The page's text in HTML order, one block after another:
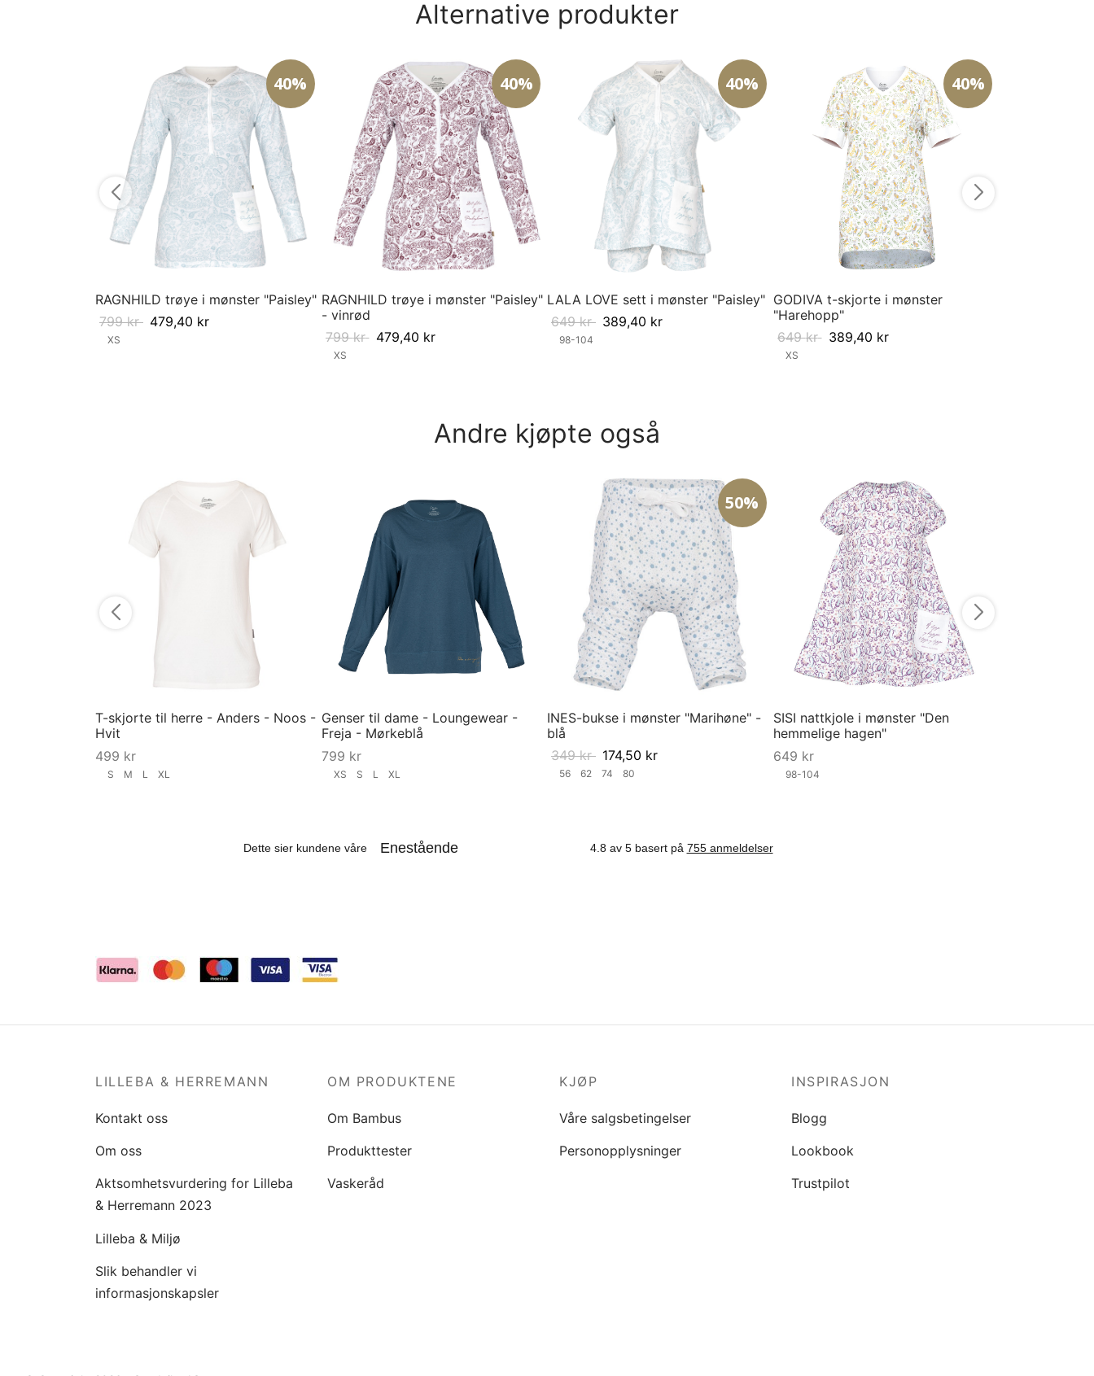
Alternative produkter
40%
RAGNHILD trøye i mønster "Paisley"
799kr 479,40 kr
XS
40%
RAGNHILD trøye i mønster "Paisley"
- vinrød
799kr 479,40 kr
XS
40%
LALA LOVE sett i mønster "Paisley"
649kr 389,40 kr
98-104
40%
GODIVA t-skjorte i mønster
"Harehopp"
649kr 389,40 kr
XS
Andre kjøpte også
T-skjorte til herre - Anders - Noos -
Hvit
499 kr
S M L XL
Genser til dame - Loungewear -
Freja - Mørkeblå
799 kr
XS S L XL
50%
INES-bukse i mønster "Marihøne" -
blå
349kr 174,50 kr
56 62 74 80
SISI nattkjole i mønster "Den
hemmelige hagen"
649 kr
98-104
LILLEBA & HERREMANN
Kontakt oss
Om oss
Aktsomhetsvurdering for Lilleba
& Herremann 2023
Lilleba & Miljø
Slik behandler vi
informasjonskapsler
OM PRODUKTENE
Om Bambus
Produkttester
Vaskeråd
KJØP
Våre salgsbetingelser
Personopplysninger
INSPIRASJON
Blogg
Lookbook
Trustpilot